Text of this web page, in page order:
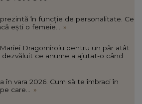
în funcție de personalitate. Ce
ești o femeie...
»
Dragomiroiu pentru un păr atât
dezvăluit ce anume a ajutat-o când
în vara 2026. Cum să te îmbraci în
care...
»